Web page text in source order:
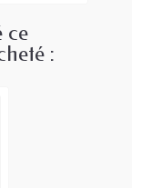
ce
: